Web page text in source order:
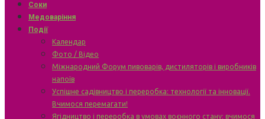
Соки
Медоваріння
Події
Календар
Фото / Відео
Міжнародний Форум пивоварів, дистиляторів і виробників
напоїв
Успішне садівництво і переробка: технології та інновації.
Вчимося перемагати!
Ягідництво і переробка в умовах воєнного стану: вчимося